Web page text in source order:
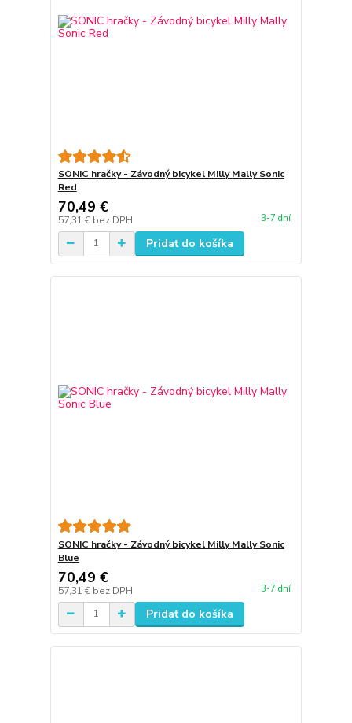
SONIC hračky - Závodný bicykel Milly Mally Sonic
Red
70,49 €
57,31 € bez DPH 3-7 dní
Pridať do košíka
SONIC hračky - Závodný bicykel Milly Mally Sonic
Blue
70,49 €
57,31 € bez DPH 3-7 dní
Pridať do košíka